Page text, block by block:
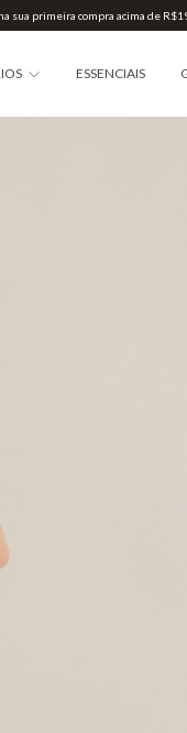
sua primeira compra acima de
ESSENCIAIS